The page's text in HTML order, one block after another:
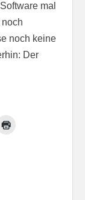
mal
noch keine
Der